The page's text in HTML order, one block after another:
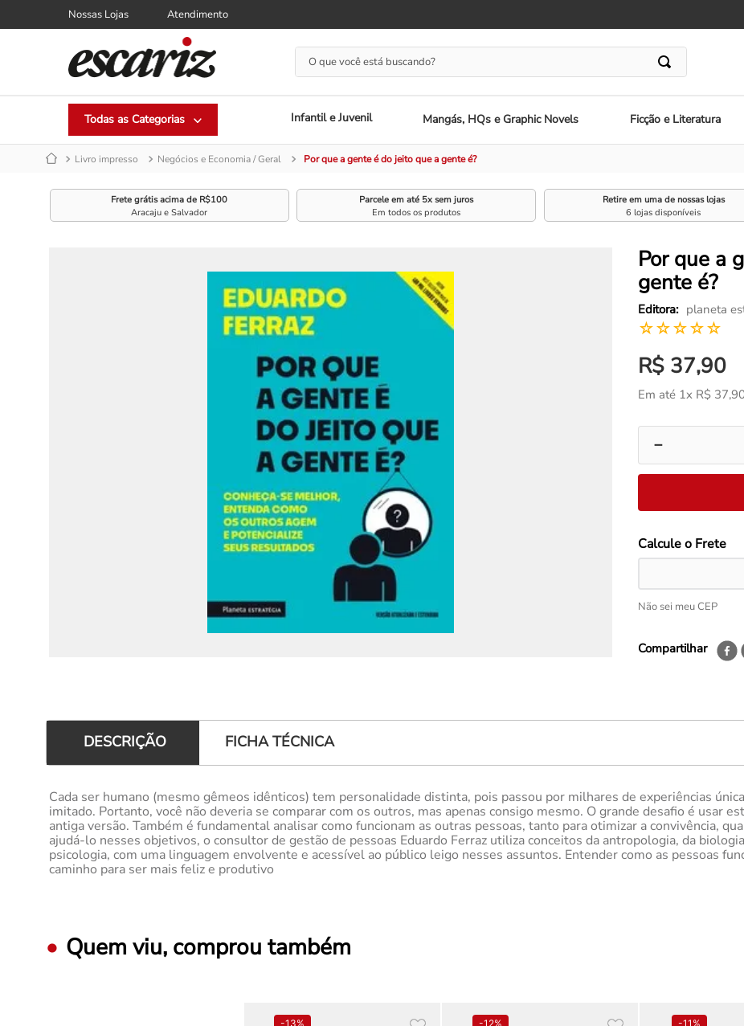
Nossas Lojas Atendimento
O que você está buscando?
Infantil e Juvenil Mangás, HQs e Graphic Novels Ficção e Literatura
Livro impresso Negócios e Economia / Geral Por que a gente é do jeito que a gente é?
Frete grátis acima de R$100
Aracaju e Salvador
Parcele em até 5x sem juros
Em todos os produtos
Retire em uma de nossas lojas
6 lojas disponíveis
Por que a
gente é?
planeta
☆☆☆☆☆
R$ 37,90
Em até 1x R$ 37,
－
Não sei meu CEP
Compartilhar
DESCRIÇÃO FICHA TÉCNICA
Cada ser humano (mesmo gêmeos idênticos) tem personalidade distinta, pois passou por milhares de experiências
imitado. Portanto, você não deveria se comparar com os outros, mas apenas consigo mesmo. O grande desafio é usar
antiga versão. Também é fundamental analisar como funcionam as outras pessoas, tanto para otimizar a convivência,
ajudá-lo nesses objetivos, o consultor de gestão de pessoas Eduardo Ferraz utiliza conceitos da antropologia, da
psicologia, com uma linguagem envolvente e acessível ao público leigo nesses assuntos. Entender como as pessoas
caminho para ser mais feliz e produtivo
Quem viu, comprou também
-13% -12% -11%